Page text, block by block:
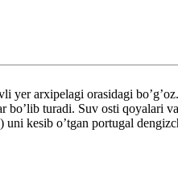
arxipelagi orasidagi
turadi. Suv osti
kesib o’tgan portugal